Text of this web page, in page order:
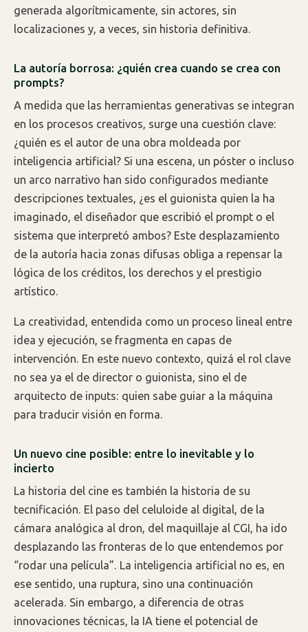
generada algorítmicamente, sin actores, sin
localizaciones y, a veces, sin historia definitiva.
La autoría borrosa: ¿quién crea cuando se crea con
prompts?
A medida que las herramientas generativas se integran
en los procesos creativos, surge una cuestión clave:
¿quién es el autor de una obra moldeada por
inteligencia artificial? Si una escena, un póster o incluso
un arco narrativo han sido configurados mediante
descripciones textuales, ¿es el guionista quien la ha
imaginado, el diseñador que escribió el prompt o el
sistema que interpretó ambos? Este desplazamiento
de la autoría hacia zonas difusas obliga a repensar la
lógica de los créditos, los derechos y el prestigio
artístico.
La creatividad, entendida como un proceso lineal entre
idea y ejecución, se fragmenta en capas de
intervención. En este nuevo contexto, quizá el rol clave
no sea ya el de director o guionista, sino el de
arquitecto de inputs: quien sabe guiar a la máquina
para traducir visión en forma.
Un nuevo cine posible: entre lo inevitable y lo
incierto
La historia del cine es también la historia de su
tecnificación. El paso del celuloide al digital, de la
cámara analógica al dron, del maquillaje al CGI, ha ido
desplazando las fronteras de lo que entendemos por
“rodar una película”. La inteligencia artificial no es, en
ese sentido, una ruptura, sino una continuación
acelerada. Sin embargo, a diferencia de otras
innovaciones técnicas, la IA tiene el potencial de